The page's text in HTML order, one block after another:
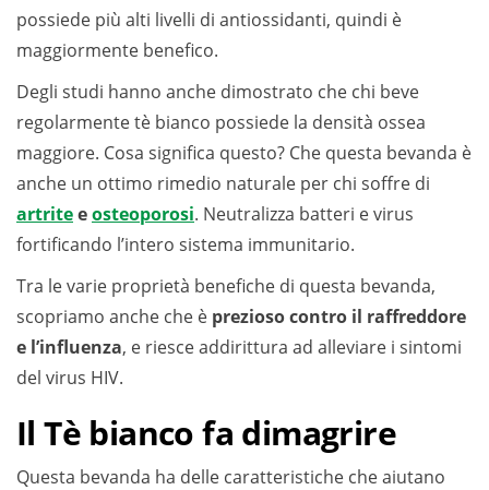
possiede più alti livelli di antiossidanti, quindi è
maggiormente benefico.
Degli studi hanno anche dimostrato che chi beve
regolarmente tè bianco possiede la densità ossea
maggiore. Cosa significa questo? Che questa bevanda è
anche un ottimo rimedio naturale per chi soffre di
artriteeosteoporosi. Neutralizza batteri e virus
fortificando l’intero sistema immunitario.
Tra le varie proprietà benefiche di questa bevanda,
scopriamo anche che è prezioso contro il raffreddore
e l’influenza, e riesce addirittura ad alleviare i sintomi
del virus HIV.
Il Tè bianco fa dimagrire
Questa bevanda ha delle caratteristiche che aiutano